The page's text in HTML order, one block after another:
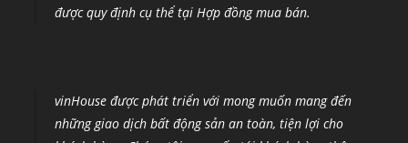
được quy định cụ thể tại Hợp đồng mua bán.
vinHouse được phát triển với mong muốn mang đến
những giao dịch bất động sản an toàn, tiện lợi cho